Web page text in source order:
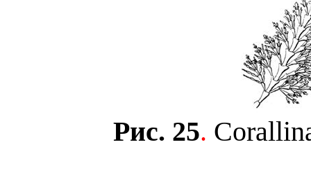
Рис. 25.